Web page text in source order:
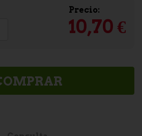
Precio:
10,70 €